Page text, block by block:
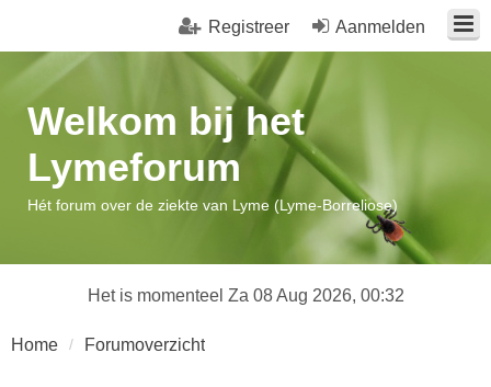
Aanmelden
Registreer
Welkom bij het
Lymeforum
Hét forum over de ziekte van Lyme (Lyme-Borreliose)
Het is momenteel Za 08 Aug 2026, 00:32
Home Forumoverzicht